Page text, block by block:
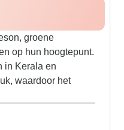
groene
op hun hoogtepunt.
in Kerala en
waardoor het